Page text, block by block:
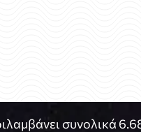
συνολικά